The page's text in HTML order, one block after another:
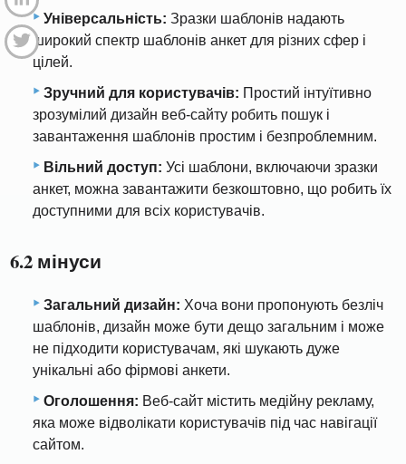
Універсальність: Зразки шаблонів надають
широкий спектр шаблонів анкет для різних сфер і
цілей.
Зручний для користувачів: Простий інтуїтивно
зрозумілий дизайн веб-сайту робить пошук і
завантаження шаблонів простим і безпроблемним.
Вільний доступ: Усі шаблони, включаючи зразки
анкет, можна завантажити безкоштовно, що робить їх
доступними для всіх користувачів.
6.2 мінуси
Загальний дизайн: Хоча вони пропонують безліч
шаблонів, дизайн може бути дещо загальним і може
не підходити користувачам, які шукають дуже
унікальні або фірмові анкети.
Оголошення: Веб-сайт містить медійну рекламу,
яка може відволікати користувачів під час навігації
сайтом.